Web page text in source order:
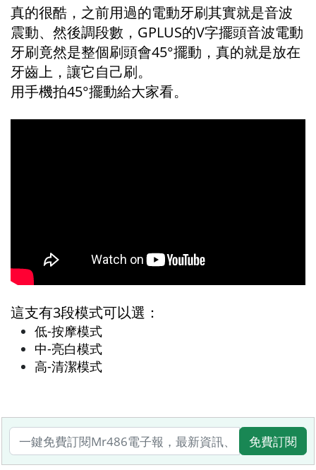
真的很酷，之前用過的電動牙刷其實就是音波
震動、然後調段數，GPLUS的V字擺頭音波電動
牙刷竟然是整個刷頭會45°擺動，真的就是放在
牙齒上，讓它自己刷。
用手機拍45°擺動給大家看。
這支有3段模式可以選：
低-按摩模式
中-亮白模式
高-清潔模式
免費訂閱